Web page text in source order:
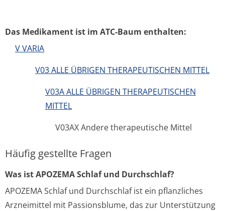
Das Medikament ist im ATC-Baum enthalten:
V VARIA
V03 ALLE ÜBRIGEN THERAPEUTISCHEN MITTEL
V03A ALLE ÜBRIGEN THERAPEUTISCHEN
MITTEL
V03AX Andere therapeutische Mittel
Häufig gestellte Fragen
Was ist APOZEMA Schlaf und Durchschlaf?
APOZEMA Schlaf und Durchschlaf ist ein pflanzliches
Arzneimittel mit Passionsblume, das zur Unterstützung